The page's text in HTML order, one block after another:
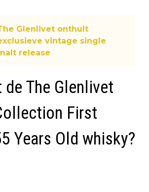
Glenlivet onthult
vintage single
release
The Glenlivet
First
Years Old whisky?